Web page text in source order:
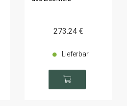
273.24 €
Lieferbar